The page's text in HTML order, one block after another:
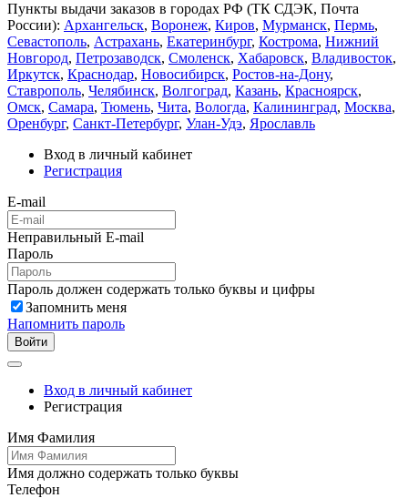
Пункты выдачи заказов в городах РФ (ТК СДЭК, Почта
России): Архангельск, Воронеж, Киров, Мурманск, Пермь,
Севастополь, Астрахань, Екатеринбург, Кострома, Нижний
Новгород, Петрозаводск, Смоленск, Хабаровск, Владивосток,
Иркутск, Краснодар, Новосибирск, Ростов-на-Дону,
Ставрополь, Челябинск, Волгоград, Казань, Красноярск,
Омск, Самара, Тюмень, Чита, Вологда, Калининград, Москва,
Оренбург, Санкт-Петербург, Улан-Удэ, Ярославль
Вход в личный кабинет
Регистрация
E-mail
Неправильный E-mail
Пароль
Пароль должен содержать только буквы и цифры
Запомнить меня
Напомнить пароль
Войти
Вход в личный кабинет
Регистрация
Имя Фамилия
Имя должно содержать только буквы
Телефон